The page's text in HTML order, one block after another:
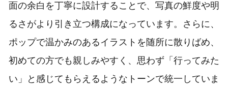
面の余白を丁寧に設計することで、写真の鮮度や明
るさがより引き立つ構成になっています。さらに、
ポップで温かみのあるイラストを随所に散りばめ、
初めての方でも親しみやすく、思わず「行ってみた
い」と感じてもらえるようなトーンで統一していま